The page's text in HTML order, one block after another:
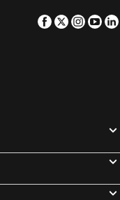
Facebook
Twitter